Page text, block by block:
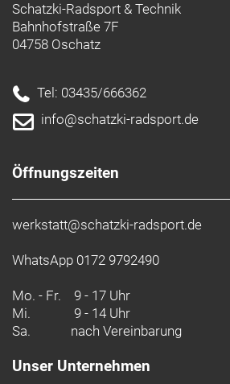
Schatzki-Radsport & Technik
Bahnhofstraße 7F
04758 Oschatz
Tel: 03435/666362
info@schatzki-radsport.de
Öffnungszeiten
werkstatt@schatzki-radsport.de
WhatsApp 0172 9792490
Mo. - Fr. 9 - 17 Uhr
Mi.
9 - 14 Uhr
Sa.
nach Vereinbarung
Unser Unternehmen